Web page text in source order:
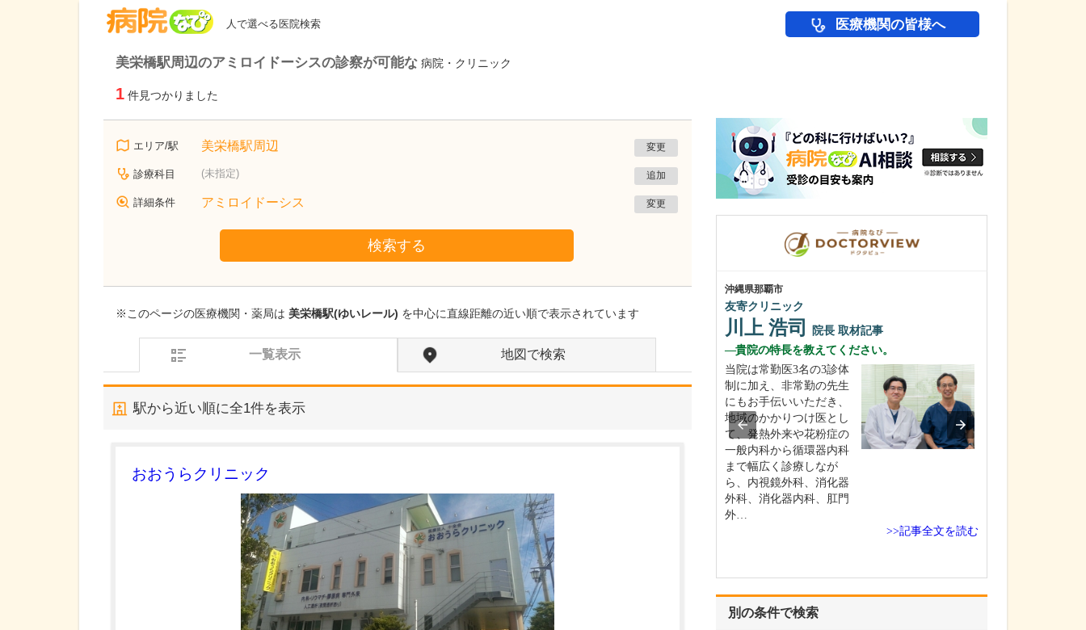
人で選べる医院検索 医療機関の皆様へ
美栄橋駅周辺のアミロイドーシスの診察が可能な 病院・クリニック
1 件見つかりました
エリア/駅 美栄橋駅周辺 変更
診療科目 (未指定) 追加
詳細条件 アミロイドーシス 変更
検索する
※このページの医療機関・薬局は 美栄橋駅(ゆいレール) を中心に直線距離の近い順で表示されています
一覧表示 地図で検索
駅から近い順に全1件を表示
おおうらクリニック
別の条件で検索
沖縄県那覇市
友寄クリニック
川上 浩司 院長 取材記事
貴院の特長を教えてください。
当院は常勤医3名の3診体
制に加え、非常勤の先生
にもお手伝いいただき、
地域のかかりつけ医とし
て、発熱外来や花粉症の
一般内科から循環器内科
まで幅広く診療しなが
ら、内視鏡外科、消化器
外科、消化器内科、肛門
外…
>>記事全文を読む
東京都葛飾区
OHANAキッズファミリークリニック
子どもを中心に地域の方を幅広く診療されてい
るとのことですが、特に力を入れていきたい診療
方も含めてですね。やは
り、予防に勝る治療はあ
りませんので、地域の皆